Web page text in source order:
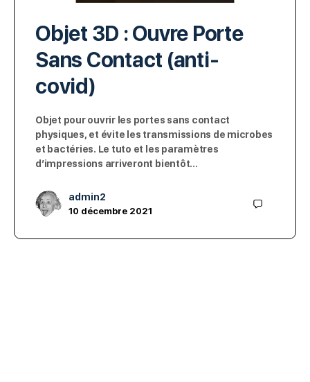
Objet 3D : Ouvre Porte
Sans Contact (anti-
covid)
Objet pour ouvrir les portes sans contact
physiques, et évite les transmissions de microbes
et bactéries. Le tuto et les paramètres
d’impressions arriveront bientôt…
admin2
10 décembre 2021